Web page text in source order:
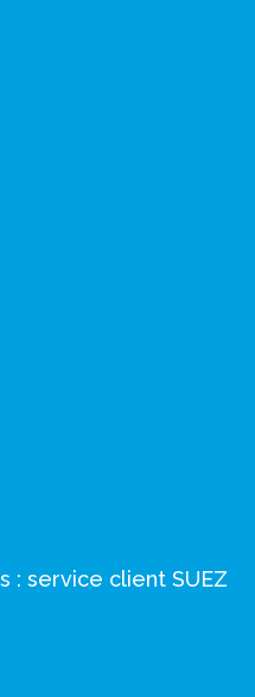
: service client SUEZ